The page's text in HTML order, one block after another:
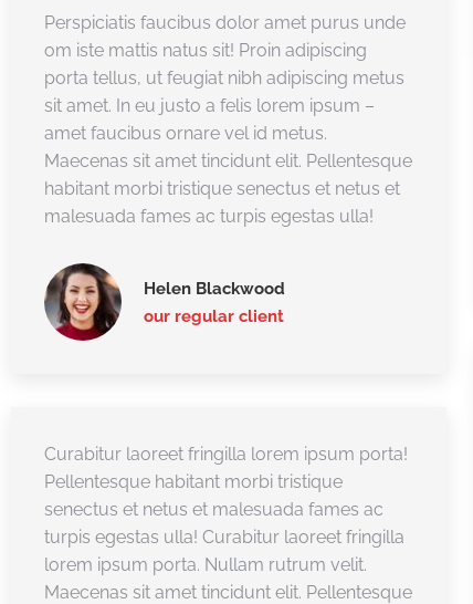
Helen Blackwood
our regular client
Perspiciatis faucibus dolor amet purus unde
om iste mattis natus sit! Proin adipiscing
porta tellus, ut feugiat nibh adipiscing metus
sit amet. In eu justo a felis lorem ipsum –
amet faucibus ornare vel id metus.
Maecenas sit amet tincidunt elit. Pellentesque
habitant morbi tristique senectus et netus et
malesuada fames ac turpis egestas ulla!
Curabitur laoreet fringilla lorem ipsum porta!
Pellentesque habitant morbi tristique
senectus et netus et malesuada fames ac
turpis egestas ulla! Curabitur laoreet fringilla
lorem ipsum porta. Nullam rutrum velit.
Maecenas sit amet tincidunt elit. Pellentesque